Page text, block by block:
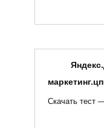
Скачать тест